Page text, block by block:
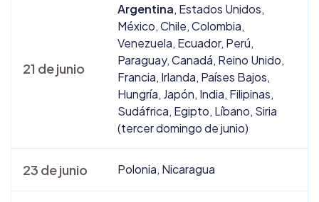
21 de junio
Argentina, Estados Unidos,
México, Chile, Colombia,
Venezuela, Ecuador, Perú,
Paraguay, Canadá, Reino Unido,
Francia, Irlanda, Países Bajos,
Hungría, Japón, India, Filipinas,
Sudáfrica, Egipto, Líbano, Siria
(tercer domingo de junio)
23 de junio Polonia, Nicaragua